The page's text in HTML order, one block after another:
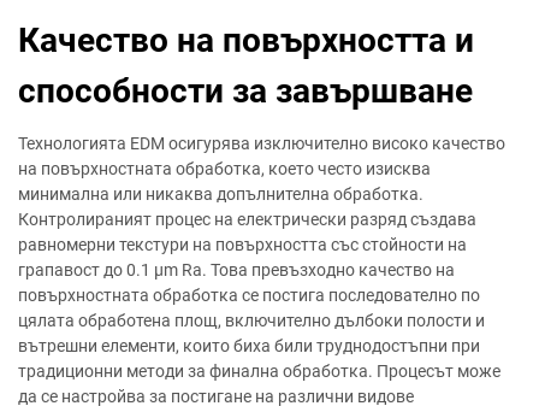
Качество на повърхността и
способности за завършване
Технологията EDM осигурява изключително високо качество
на повърхностната обработка, което често изисква
минимална или никаква допълнителна обработка.
Контролираният процес на електрически разряд създава
равномерни текстури на повърхността със стойности на
грапавост до 0.1 μm Ra. Това превъзходно качество на
повърхностната обработка се постига последователно по
цялата обработена площ, включително дълбоки полости и
вътрешни елементи, които биха били труднодостъпни при
традиционни методи за финална обработка. Процесът може
да се настройва за постигане на различни видове